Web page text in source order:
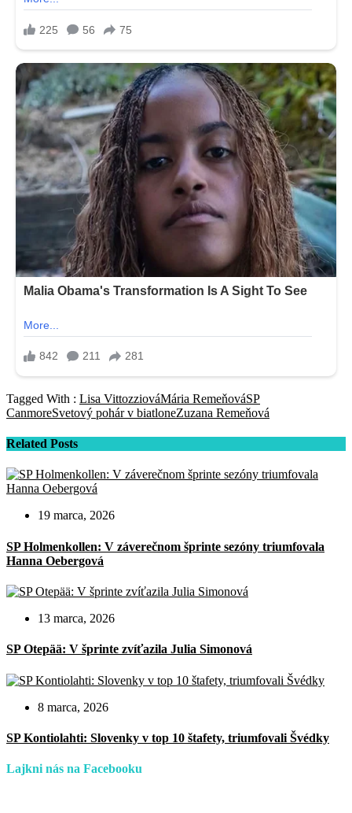
Tagged With : Lisa VittozziováMária RemeňováSP
CanmoreSvetový pohár v biatloneZuzana Remeňová
Related Posts
19 marca, 2026
SP Holmenkollen: V záverečnom šprinte sezóny triumfovala
Hanna Oebergová
13 marca, 2026
SP Otepää: V šprinte zvíťazila Julia Simonová
8 marca, 2026
SP Kontiolahti: Slovenky v top 10 štafety, triumfovali Švédky
Lajkni nás na Facebooku